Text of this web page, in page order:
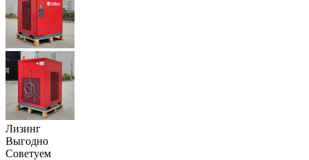
Лизинг
Выгодно
Советуем